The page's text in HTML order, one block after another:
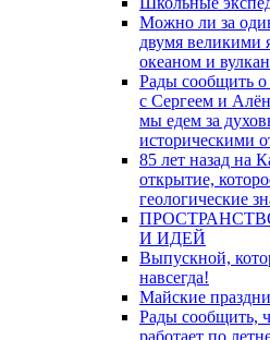
Можно ли за
двумя великими
океаном и
Рады сообщить
с Сергеем и
мы едем за
историческими
85 лет назад на
открытие,
геологические
И ИДЕЙ
Выпускной,
навсегда!
Майские
Рады сообщить,
работает по